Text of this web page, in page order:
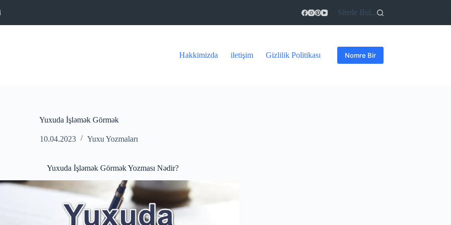
Sitede Bul...
Hakkimizda iletişim Gizlilik Politikası Nomre Bir
Yuxuda İşləmək Görmək
10.04.2023 Yuxu Yozmaları
Yuxuda İşləmək Görmək Yozması Nədir?